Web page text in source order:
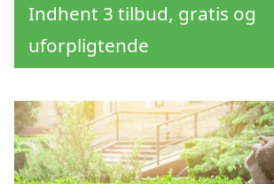
Indhent 3 tilbud, gratis og
uforpligtende